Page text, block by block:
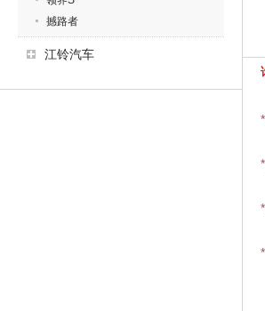
撼路者
江铃汽车
*
*
*
*